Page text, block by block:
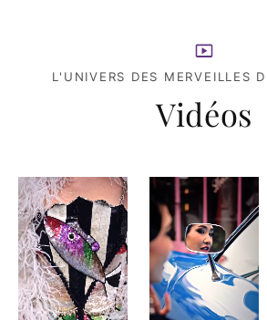
L'UNIVERS DES MERVEILLES
Vidéos